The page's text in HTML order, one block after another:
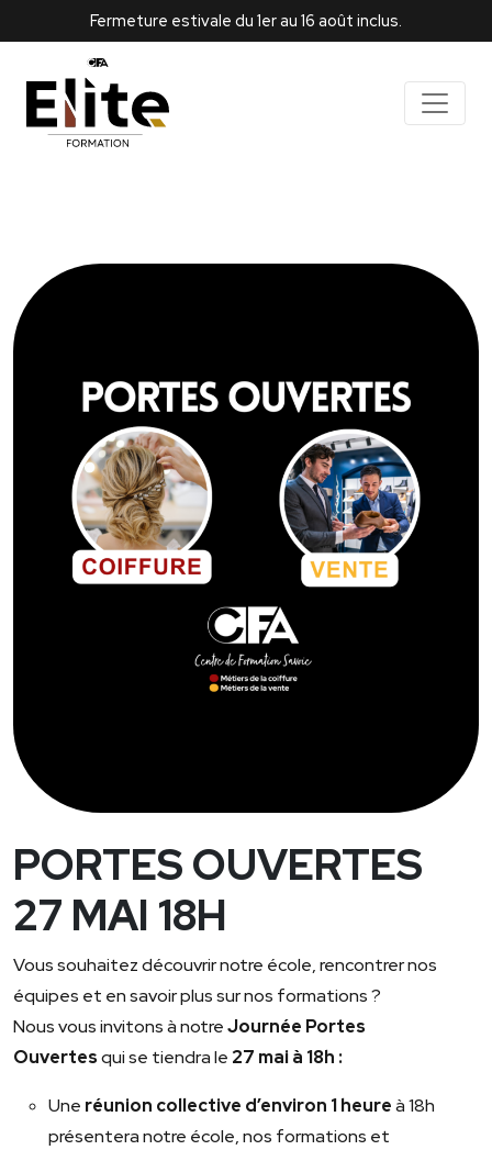
Fermeture estivale du 1er au 16 août inclus.
PORTES OUVERTES
27 MAI 18H
Vous souhaitez découvrir notre école, rencontrer nos
équipes et en savoir plus sur nos formations ?
Nous vous invitons à notreJournée Portes
Ouvertesqui se tiendra le 27 mai à 18h :
Une réunion collective d’environ 1 heureà 18h
présentera notre école, nos formations et